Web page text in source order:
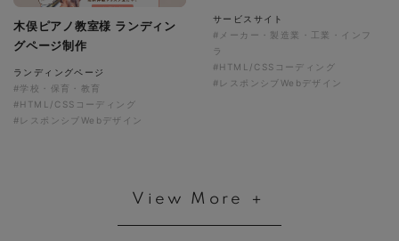
サービスサイト
#メーカー・製造業・工業・インフ
ラ
#HTML/CSSコーディング
#レスポンシブWebデザイン
木俣ピアノ教室様 ランディン
グページ制作
ランディングページ
#学校・保育・教育
#HTML/CSSコーディング
#レスポンシブWebデザイン
View More ＋